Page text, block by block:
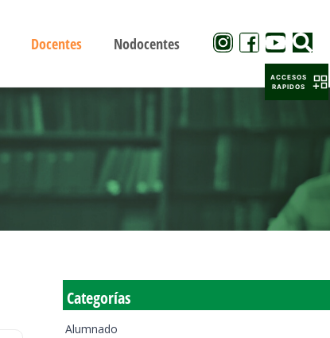
Docentes Nodocentes
Categorías
Alumnado
ACCESOS
RAPIDOS